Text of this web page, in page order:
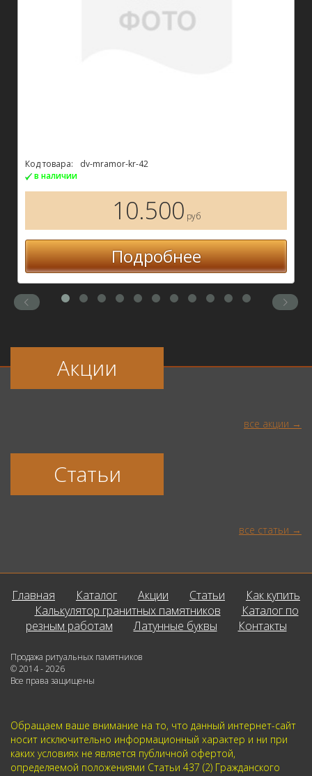
Код товара:
dv-mramor-kr-42
в наличии
10.500 руб
Подробнее
Акции
все акции
Статьи
все статьи
Главная Каталог Акции Статьи
Как купить
Калькулятор гранитных памятников
Каталог по
резным работам
Латунные буквы Контакты
Продажа ритуальных памятников
© 2014 - 2026
Все права защищены
Обращаем ваше внимание на то, что данный интернет-сайт
носит исключительно информационный характер и ни при
каких условиях не является публичной офертой,
определяемой положениями Статьи 437 (2) Гражданского